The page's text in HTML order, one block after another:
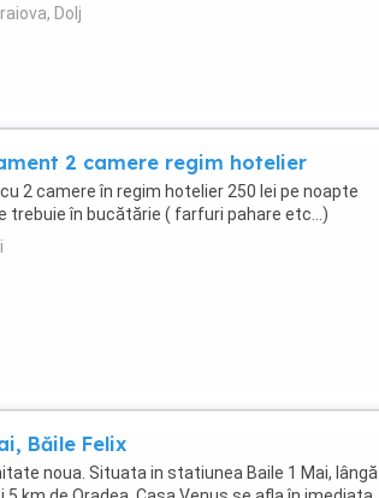
Dolj
2 camere regim hotelier
2 camere în regim hotelier 250 lei pe noapte
trebuie în bucătărie ( farfuri pahare etc...)
Băile Felix
noua. Situata in statiunea Baile 1 Mai, lângă